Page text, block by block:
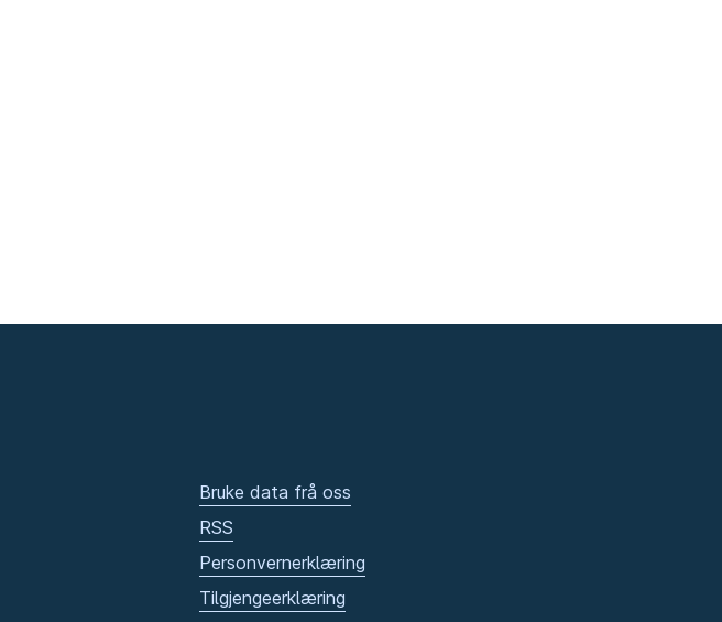
Bruke data frå oss
RSS
Personvernerklæring
Tilgjengeerklæring